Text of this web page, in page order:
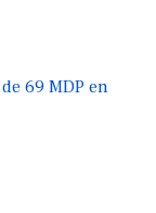
69 MDP en